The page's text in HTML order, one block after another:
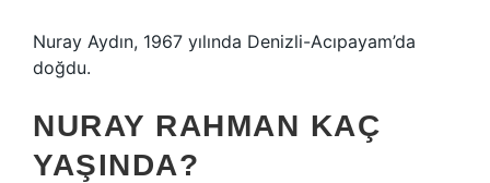
Nuray Aydın, 1967 yılında Denizli-Acıpayam’da
doğdu.
NURAY RAHMAN KAÇ
YAŞINDA?